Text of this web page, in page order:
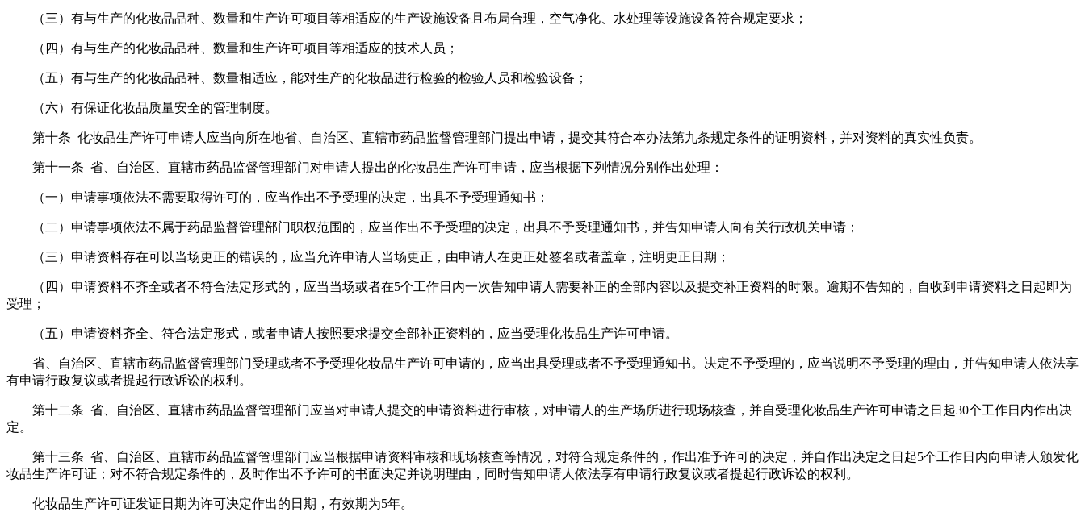
（三）有与生产的化妆品品种、数量和生产许可项目等相适应的生产设施设备且布局合理，空气净化、水处理等设施设备符合规定要求；
（四）有与生产的化妆品品种、数量和生产许可项目等相适应的技术人员；
（五）有与生产的化妆品品种、数量相适应，能对生产的化妆品进行检验的检验人员和检验设备；
（六）有保证化妆品质量安全的管理制度。
第十条 化妆品生产许可申请人应当向所在地省、自治区、直辖市药品监督管理部门提出申请，提交其符合本办法第九条规定条件的证明资料，并对资料的真实性负责。
第十一条 省、自治区、直辖市药品监督管理部门对申请人提出的化妆品生产许可申请，应当根据下列情况分别作出处理：
（一）申请事项依法不需要取得许可的，应当作出不予受理的决定，出具不予受理通知书；
（二）申请事项依法不属于药品监督管理部门职权范围的，应当作出不予受理的决定，出具不予受理通知书，并告知申请人向有关行政机关申请；
（三）申请资料存在可以当场更正的错误的，应当允许申请人当场更正，由申请人在更正处签名或者盖章，注明更正日期；
（四）申请资料不齐全或者不符合法定形式的，应当当场或者在5个工作日内一次告知申请人需要补正的全部内容以及提交补正资料的时限。逾期不告知的，自收到申请资料之日起即为
受理；
（五）申请资料齐全、符合法定形式，或者申请人按照要求提交全部补正资料的，应当受理化妆品生产许可申请。
省、自治区、直辖市药品监督管理部门受理或者不予受理化妆品生产许可申请的，应当出具受理或者不予受理通知书。决定不予受理的，应当说明不予受理的理由，并告知申请人依法享
有申请行政复议或者提起行政诉讼的权利。
第十二条 省、自治区、直辖市药品监督管理部门应当对申请人提交的申请资料进行审核，对申请人的生产场所进行现场核查，并自受理化妆品生产许可申请之日起30个工作日内作出决
定。
第十三条 省、自治区、直辖市药品监督管理部门应当根据申请资料审核和现场核查等情况，对符合规定条件的，作出准予许可的决定，并自作出决定之日起5个工作日内向申请人颁发化
妆品生产许可证；对不符合规定条件的，及时作出不予许可的书面决定并说明理由，同时告知申请人依法享有申请行政复议或者提起行政诉讼的权利。
化妆品生产许可证发证日期为许可决定作出的日期，有效期为5年。